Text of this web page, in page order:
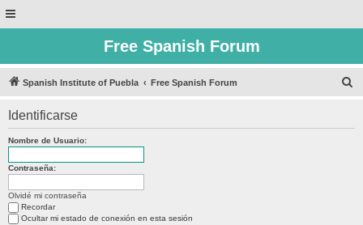
Free Spanish Forum
Spanish Institute of Puebla Free Spanish Forum
Identificarse
Nombre de Usuario:
Contraseña:
Olvidé mi contraseña
Recordar
Ocultar mi estado de conexión en esta sesión